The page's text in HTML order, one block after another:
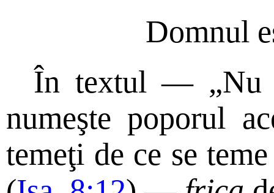
Domnul
În textul — „Nu
numeşte poporul
temeţi de ce se